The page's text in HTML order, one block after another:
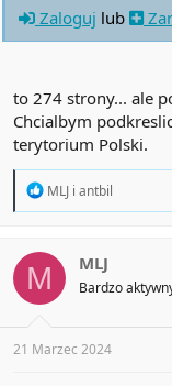
Zaloguj lub
to 274 strony... ale
Chcialbym
terytorium Polski.
R
t
i
o
s
:
MLJ i antbil
M MLJ
Bardzo
21 Marzec 2024